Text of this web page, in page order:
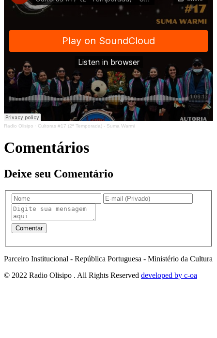
Radio Olisipo · Cultoras #17 (2ª Temporada) - Suma Warmi
Comentários
Deixe seu Comentário
Parceiro Institucional - República Portuguesa - Ministério da Cultura
© 2022 Radio Olisipo . All Rights Reserved developed by c-oa